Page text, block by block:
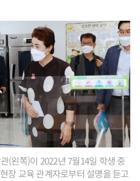
(왼쪽)이 2022년 7월14일 학생 중
장 교육 관계자로부터 설명을 듣고